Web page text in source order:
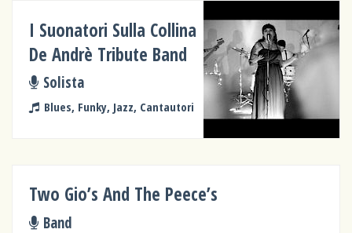
I Suonatori Sulla Collina
De Andrè Tribute Band
Solista
Blues, Funky, Jazz, Cantautori
Two Gio’s And The Peece’s
Band